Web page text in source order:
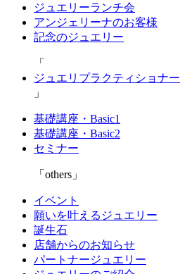
ジュエリーランチ会
アンジェリーナのお客様
記念のジュエリー
ジュエリプラクティショナー
基礎講座・Basic1
基礎講座・Basic2
セミナー
others
イベント
願いを叶えるジュエリー
誕生石
店舗からのお知らせ
パートナージュエリー